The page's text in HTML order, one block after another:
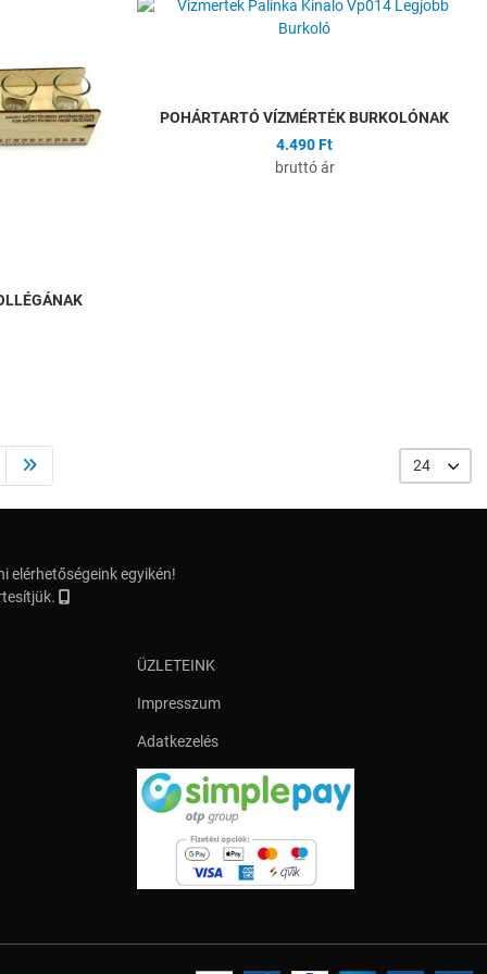
Összehasonlítás
POHÁRTARTÓ VÍZMÉRTÉK BURKOLÓNAK
4.490 Ft
bruttó ár
24
elérhetőségeink egyikén!
ÜZLETEINK
Impresszum
Adatkezelés